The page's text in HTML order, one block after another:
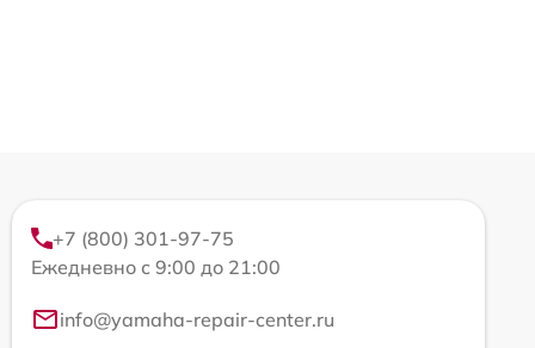
+7 (800) 301-97-75
Ежедневно с 9:00 до 21:00
info@yamaha-repair-center.ru